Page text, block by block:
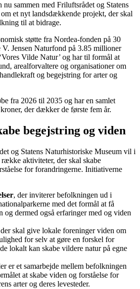
sammen med Friluftsrådet og Statens
et nyt landsdækkende projekt, der skal
til at bidrage.
støtte fra Nordea-fonden på 30
Jensen Naturfond på 3.85 millioner
Vilde Natur’ og har til formål at
arealforvaltere og organisationer om
og begejstring for arter og
fra 2026 til 2035 og har en samlet
der dækker de første fem år.
begejstring og viden
og Statens Naturhistoriske Museum vil i
aktiviteter, der skal skabe
for forandringerne. Initiativerne
, der inviterer befolkningen ud i
med det formål at få
og dermed også erfaringer med og viden
skal give lokale foreninger viden om
for selv at gøre en forskel for
lokalt kan skabe vildere natur på egne
er et samarbejde mellem befolkningen
at skabe viden og forståelse for
arter og deres levesteder.